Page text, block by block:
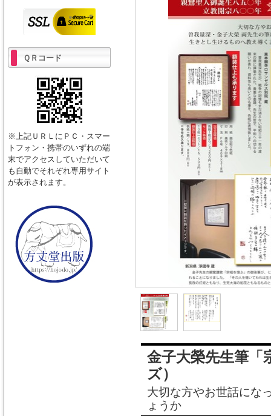
金子大榮先生筆「
ズ）
大切な方やお世話にな
ょうか
ＱＲコード
※上記ＵＲＬにＰＣ・スマー
トフォン・携帯のいずれの端
末でアクセスしていただいて
も自動でそれぞれ専用サイト
が表示されます。